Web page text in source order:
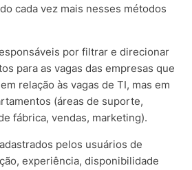
cada vez mais nesses métodos
por filtrar e direcionar
para as vagas das empresas que
relação às vagas de TI, mas em
(áreas de suporte,
fábrica, vendas, marketing).
pelos usuários de
experiência, disponibilidade